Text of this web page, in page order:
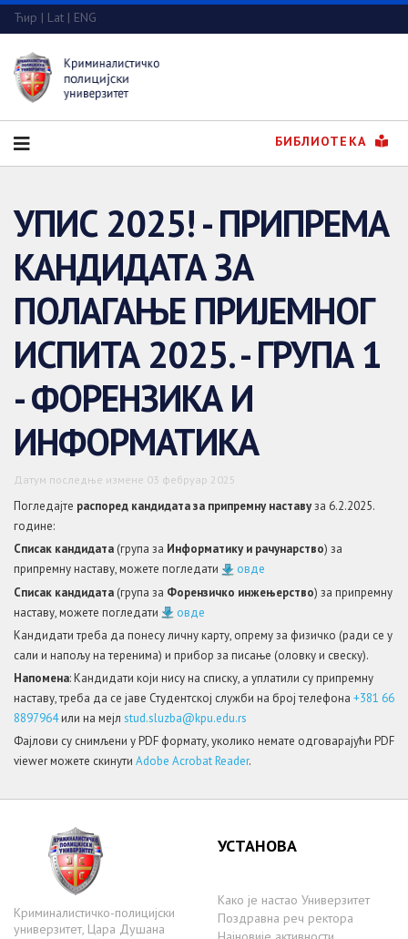
Ћир | Lat | ENG
БИБЛИОТЕКА
УПИС 2025! - ПРИПРЕМА
КАНДИДАТА ЗА
ПОЛАГАЊЕ ПРИЈЕМНОГ
ИСПИТА 2025. - ГРУПА 1
- ФОРЕНЗИКА И
ИНФОРМАТИКА
Датум последње измене 03 фебруар 2025
Погледајте распоред кандидата за припремну наставуза 6.2.2025.
године:
Списак кандидата (група за Информатику и рачунарство) за
припремну наставу, можете погледати
овде
Списак кандидата (група за Форензичко инжењерство) за припремну
наставу, можете погледати
овде
Кандидати треба да понесу личну карту, опрему за физичко (ради се у
сали и напољу на теренима) и прибор за писање (оловку и свеску).
Напомена: Кандидати који нису на списку, а уплатили су припремну
наставу, треба да се јаве Студентској служби на број телефона +381 66
8897964или на мејл stud.sluzba@kpu.edu.rs
Фајлови су снимљени у PDF формату, уколико немате одговарајући PDF
viewer можете скинути Adobe Acrobat Reader.
Криминалистичко-полицијски
универзитет, Цара Душана
УСТАНОВА
Како је настаo Универзитет
Поздравна реч ректора